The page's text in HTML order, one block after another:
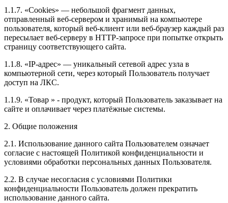
1.1.7. «Cookies» — небольшой фрагмент данных,
отправленный веб-сервером и хранимый на компьютере
пользователя, который веб-клиент или веб-браузер каждый раз
пересылает веб-серверу в HTTP-запросе при попытке открыть
страницу соответствующего сайта.
1.1.8. «IP-адрес» — уникальный сетевой адрес узла в
компьютерной сети, через который Пользователь получает
доступ на ЛКС.
1.1.9. «Товар » - продукт, который Пользователь заказывает на
сайте и оплачивает через платёжные системы.
2. Общие положения
2.1. Использование данного сайта Пользователем означает
согласие с настоящей Политикой конфиденциальности и
условиями обработки персональных данных Пользователя.
2.2. В случае несогласия с условиями Политики
конфиденциальности Пользователь должен прекратить
использование данного сайта.